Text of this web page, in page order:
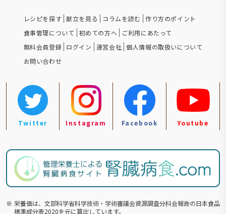
レシピを探す 献立を見る コラムを読む
作り方のポイント
食事管理について
初めての方へ
ご利用にあたって
無料会員登録 ログイン 運営会社 個人情報の取扱いについて
お問い合わせ
Twitter Instagram Facebook Youtube
※ 栄養価は、文部科学省科学技術・学術審議会資源調査分科会報告の⽇本食品
標準成分表2020を元に算出しています。